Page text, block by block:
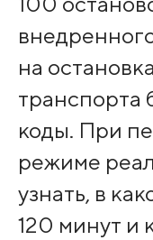
на
коды. При
режиме
узнать, в
120 минут и